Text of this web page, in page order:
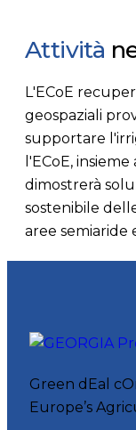
Attività
L'ECoE
geospaziali
supportare
l'ECoE,
dimostrerà
sostenibile
aree semiaride
Green dEal
Europe’s